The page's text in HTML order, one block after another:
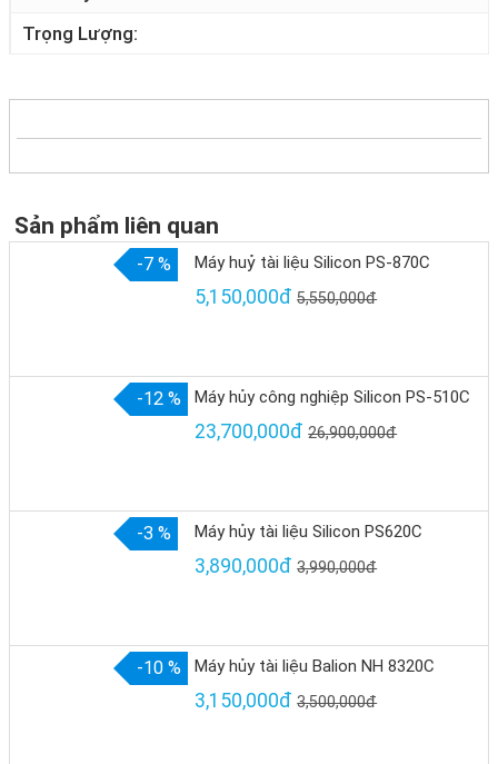
Trọng Lượng
Sản phẩm liên quan
-7 % Máy huỷ tài liệu Silicon PS-870C
5,150,000đ 5,550,000đ
-12 % Máy hủy công nghiệp Silicon PS-510C
23,700,000đ 26,900,000đ
-3 % Máy hủy tài liệu Silicon PS620C
3,890,000đ 3,990,000đ
-10 % Máy hủy tài liệu Balion NH 8320C
3,150,000đ 3,500,000đ